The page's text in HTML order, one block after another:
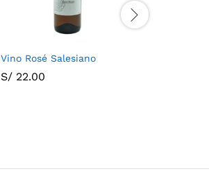
Vino Rosé Salesiano
S/ 22.00